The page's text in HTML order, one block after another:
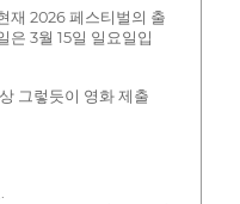
재 2026 페스티벌의 출
은 3월 15일 일요일입
그렇듯이 영화 제출